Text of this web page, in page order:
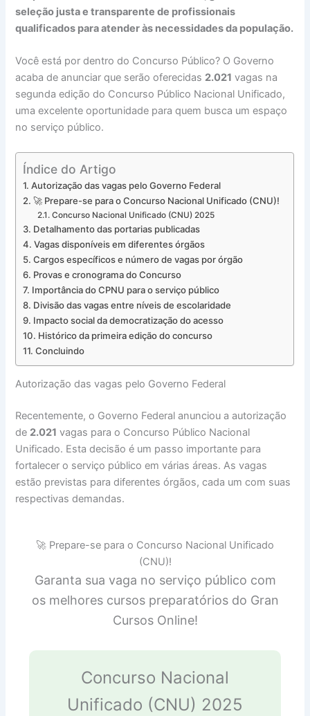
seleção justa e transparente de profissionais
qualificados para atender às necessidades da população.
Você está por dentro do Concurso Público? O Governo
acaba de anunciar que serão oferecidas 2.021 vagas na
segunda edição do Concurso Público Nacional Unificado,
uma excelente oportunidade para quem busca um espaço
no serviço público.
Índice do Artigo
Autorização das vagas pelo Governo Federal
🚀 Prepare-se para o Concurso Nacional Unificado (CNU)!
Concurso Nacional Unificado (CNU) 2025
Detalhamento das portarias publicadas
Vagas disponíveis em diferentes órgãos
Cargos específicos e número de vagas por órgão
Provas e cronograma do Concurso
Importância do CPNU para o serviço público
Divisão das vagas entre níveis de escolaridade
Impacto social da democratização do acesso
Histórico da primeira edição do concurso
Concluindo
Autorização das vagas pelo Governo Federal
Recentemente, o Governo Federal anunciou a autorização
de 2.021 vagas para o Concurso Público Nacional
Unificado. Esta decisão é um passo importante para
fortalecer o serviço público em várias áreas. As vagas
estão previstas para diferentes órgãos, cada um com suas
respectivas demandas.
🚀 Prepare-se para o Concurso Nacional Unificado
(CNU)!
Garanta sua vaga no serviço público com
os melhores cursos preparatórios do Gran
Cursos Online!
Concurso Nacional
Unificado (CNU) 2025